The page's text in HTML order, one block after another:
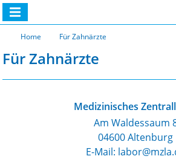
Home Für Zahnärzte
Für Zahnärzte
Medizinisches
Am Waldessaum
04600 Altenburg
E-Mail: